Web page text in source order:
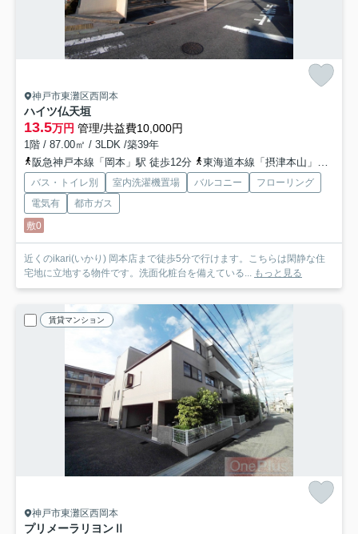
神戸市東灘区西岡本
ハイツ仏天垣
13.5万円 管理/共益費10,000円
1階 / 87.00㎡ / 3LDK /築39年
阪急神戸本線「岡本」駅 徒歩12分
東海道本線「摂津本山」駅 徒歩14分
バス・トイレ別 室内洗濯機置場 バルコニー
フローリング
電気有
都市ガス
敷0
近くのikari(いかり) 岡本店まで徒歩5分で行けます。こちらは閑静な住
宅地に立地する物件です。洗面化粧台を備えている...
もっと見る
賃貸マンション
神戸市東灘区西岡本
プリメーラリヨンⅡ